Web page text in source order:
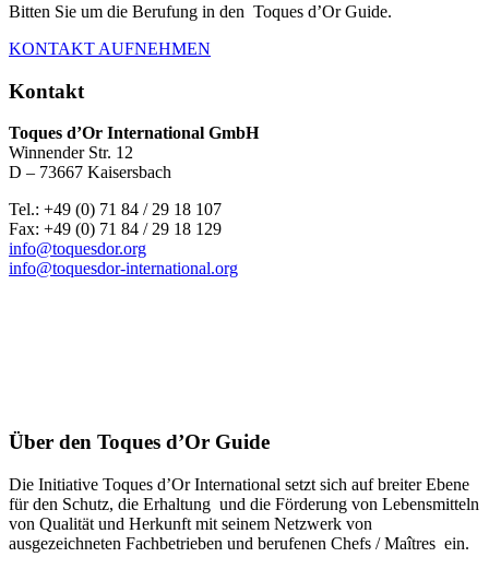
Bitten Sie um die Berufung in den Toques d’Or Guide.
KONTAKT AUFNEHMEN
Kontakt
Toques d’Or International GmbH
Winnender Str. 12
D – 73667 Kaisersbach
Tel.: +49 (0) 71 84 / 29 18 107
Fax: +49 (0) 71 84 / 29 18 129
info@toquesdor.org
info@toquesdor-international.org
Über den Toques d’Or Guide
Die Initiative Toques d’Or International setzt sich auf breiter Ebene
für den Schutz, die Erhaltung und die Förderung von Lebensmitteln
von Qualität und Herkunft mit seinem Netzwerk von
ausgezeichneten Fachbetrieben und berufenen Chefs / Maîtres ein.